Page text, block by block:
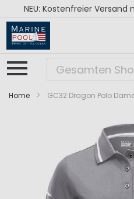
NEU: Kostenfreier Versand
Home GC32 Dragon Polo
Bildergalerie
springen
Bildergalerie
springen